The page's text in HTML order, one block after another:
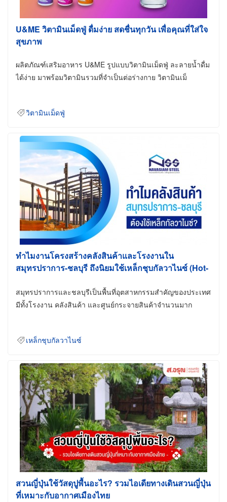
U&ME วิตามินเม็ดฟู่ ดื่มง่าย สดชื่นทุกวัน เพื่อคุณที่ใส่ใจ
สุขภาพ
ผลิตภัณฑ์เสริมอาหาร U&ME รูปแบบวิตามินเม็ดฟู่ ละลายน้ำดื่ม
ได้ง่าย มาพร้อมวิตามินรวมที่จำเป็นต่อร่างกาย วิตามินเม็
วิตามินเม็ดฟู่
ทำไมงานโครงสร้างคลังสินค้าและโรงงานใน
สมุทรปราการ-ชลบุรี ถึงนิยมใช้เหล็กชุบกัลวาไนซ์ (Hot-
สมุทรปราการและชลบุรีเป็นพื้นที่อุตสาหกรรมสำคัญของประเทศ
มีทั้งโรงงาน คลังสินค้า และศูนย์กระจายสินค้าจำนวนมาก
เหล็กชุบกัลวาไนซ์
สวนญี่ปุ่นใช้วัสดุปูพื้นอะไร? รวมไอเดียทางเดินสวนญี่ปุ่น
ที่เหมาะกับอากาศเมืองไทย